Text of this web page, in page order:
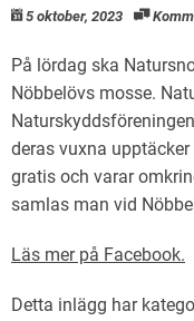
5 oktober, 2023
På lördag ska
Nöbbelövs mosse.
deras vuxna
gratis och varar
samlas man vid
Läs mer på Facebook.
Detta inlägg har